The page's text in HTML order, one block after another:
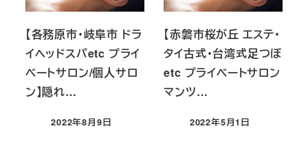
【各務原市・岐阜市 ドラ
イヘッドスパetc プライ
ベートサロン/個人サロ
ン】隠れ…
投稿日
2022年8月9日
【赤磐市桜が丘 エステ・
タイ古式・台湾式足つぼ
etc プライベートサロン
マンツ…
投稿日
2022年5月1日